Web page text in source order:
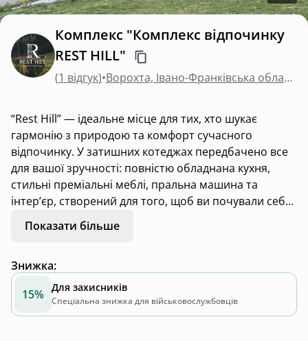
Комплекс "Комплекс відпочинку
REST HILL"
(1 відгук)• Ворохта, Івано-Франківська область
“Rest Hill” — ідеальне місце для тих, хто шукає
гармонію з природою та комфорт сучасного
відпочинку. У затишних котеджах передбачено все
для вашої зручності: повністю обладнана кухня,
стильні преміальні меблі, пральна машина та
інтер’єр, створений для того, щоб ви почували себе
чарівну альтанку. Тут ви зможете провести
незабутні вечори, насолоджуючись чистим гірським
повітрям. Зона патіо зручна для релаксу — ідеальне
місце, щоб випити чашку чаю чи кави, милуючись
Показати більше
Знижка:
15% Для захисників
Спеціальна знижка для військовослужбовців